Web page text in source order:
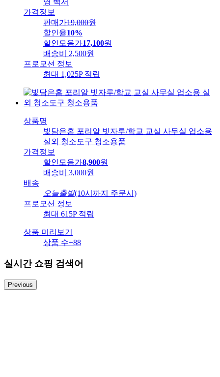
영 백서
가격정보
판매가19,000원
할인율10%
할인모음가17,100원
배송비
2,500원
프로모션 정보
최대 1,025P 적립
상품명
빛담은홈 포리알 빗자루/학교 교실 사무실 업소용
실외 청소도구 청소용품
가격정보
할인모음가8,900원
배송비
3,000원
배송
오늘출발(10시까지 주문시)
프로모션 정보
최대 615P 적립
상품 미리보기
상품 수+88
실시간 쇼핑 검색어
Previous